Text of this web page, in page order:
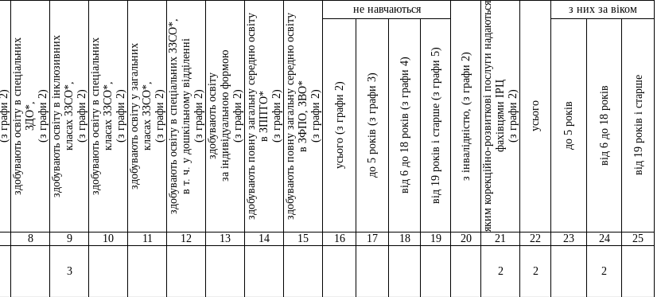
(з графи 2)здобувають освіту в спеціальнихЗДО*,(з графи 2)здобувають освіту в інклюзивнихкласах ЗЗСО*,(з графи 2)здобувають освіту в спеціальнихкласах ЗЗСО*,(з графи 2)здобувають освіту у загальнихкласах ЗЗСО*,(з графи 2)здобувають освіту в спеціальних ЗЗСО*,в т. ч. у дошкільному відділенні(з графи 2)здобувають освітуза індивідуальною формою(з графи 2)здобувають повну загальну середню освітув ЗППТО*(з графи 2)здобувають повну загальну середню освітув ЗФПО, ЗВО*(з графи 2)
не навчаються
з інвалідністю, (з графи 2)яким корекційно-розвиткові послуги надаютьсяфахівцями ІРЦ(з графи 2) усього
з них за віком
усього (з графи 2) до 5 років (з графи 3) від 6 до 18 років (з графи 4)від 19 років і старше (з графи 5) до 5 років від 6 до 18 років від 19 років і старше
8 9 10 11 12 13 14 15 16 17 18 19 20 21 22 23 24
25
3 2 2 2